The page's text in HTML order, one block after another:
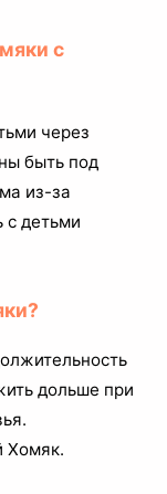
с
через
быть под
из-за
с детьми
дольше при
Хомяк.